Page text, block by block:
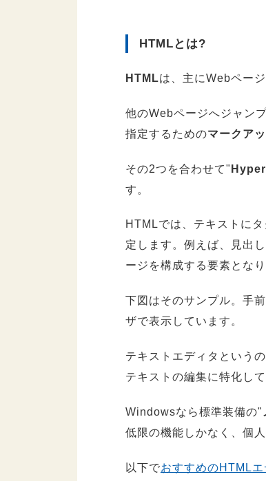
HTMLとは?
HTMLは、主にWebペー
他のWebページへジャン
指定するためのマークア
その2つを合わせて"
す。
HTMLでは、テキストに
定します。例えば、見出
ージを構成する要素とな
下図はそのサンプル。手
ザで表示しています。
テキストエディタという
テキストの編集に特化し
Windowsなら標準装備の"
低限の機能しかなく、個
以下でおすすめのHTMLエ